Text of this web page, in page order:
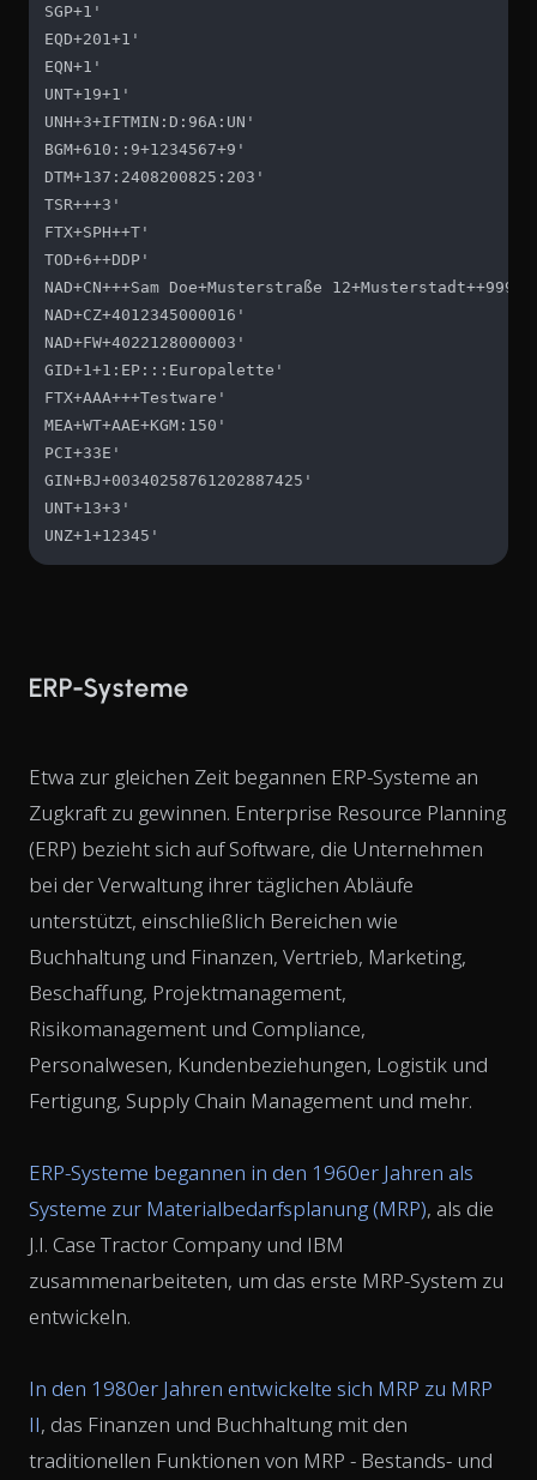
SGP+1'
EQD+201+1'
EQN+1'
UNT+19+1'
UNH+3+IFTMIN:D:96A:UN'
BGM+610::9+1234567+9'
DTM+137:2408200825:203'
TSR+++3'
FTX+SPH++T'
TOD+6++DDP'
NAD+CN+++Sam Doe+Musterstraße
NAD+CZ+4012345000016'
NAD+FW+4022128000003'
GID+1+1:EP:::Europalette'
FTX+AAA+++Testware'
MEA+WT+AAE+KGM:150'
PCI+33E'
GIN+BJ+00340258761202887425'
UNT+13+3'
UNZ+1+12345'
ERP-Systeme
Etwa zur gleichen Zeit begannen ERP-Systeme an
Zugkraft zu gewinnen. Enterprise Resource Planning
(ERP) bezieht sich auf Software, die Unternehmen
bei der Verwaltung ihrer täglichen Abläufe
unterstützt, einschließlich Bereichen wie
Buchhaltung und Finanzen, Vertrieb, Marketing,
Beschaffung, Projektmanagement,
Risikomanagement und Compliance,
Personalwesen, Kundenbeziehungen, Logistik und
Fertigung, Supply Chain Management und mehr.
ERP-Systeme begannen in den 1960er Jahren als
Systeme zur Materialbedarfsplanung (MRP), als die
J.I. Case Tractor Company und IBM
zusammenarbeiteten, um das erste MRP-System zu
entwickeln.
In den 1980er Jahren entwickelte sich MRP zu MRP
II, das Finanzen und Buchhaltung mit den
traditionellen Funktionen von MRP - Bestands- und